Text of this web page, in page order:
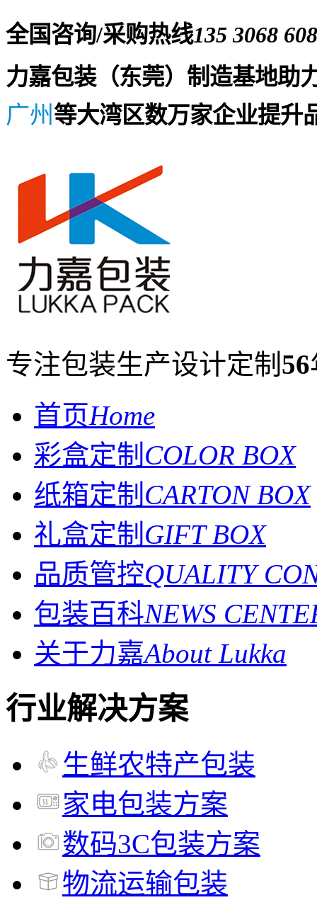
全国咨询/采购热线135 3068
力嘉包装（东莞）制造基地助
广州等大湾区数万家企业提升
专注包装生产设计定制 56
首页Home
彩盒定制 COLOR BOX
纸箱定制 CARTON BOX
礼盒定制 GIFT BOX
品质管控QUALITY
包装百科NEWS
关于力嘉About Lukka
行业解决方案
生鲜农特产包装
家电包装方案
数码3C包装方案
物流运输包装